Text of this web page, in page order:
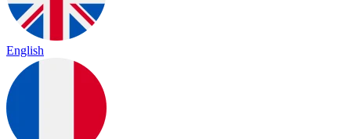
English